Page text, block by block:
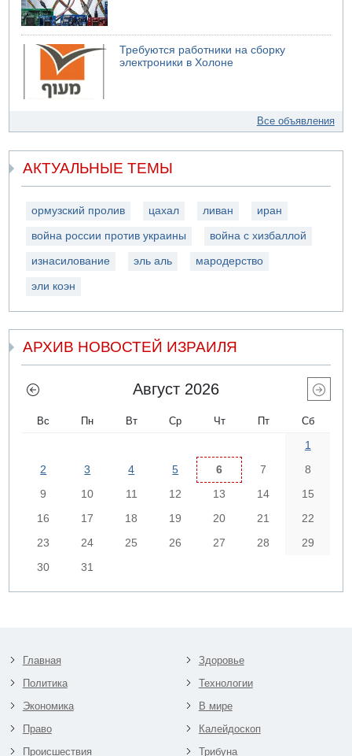
Требуются работники на сборку
электроники в Холоне
Все объявления
АКТУАЛЬНЫЕ ТЕМЫ
ормузский пролив цахал ливан иран
война россии против украины война с хизбаллой
изнасилование эль аль мародерство
эли коэн
АРХИВ НОВОСТЕЙ ИЗРАИЛЯ
Август 2026
Вс Пн Вт Ср Чт Пт Сб
1
2
3 4 5 6 7
8
9
10 11 12 13 14
15
16
17 18 19 20 21
22
23
24 25 26 27 28
29
30
31
Главная
Политика
Экономика
Право
Происшествия
Здоровье
Технологии
В мире
Калейдоскоп
Трибуна